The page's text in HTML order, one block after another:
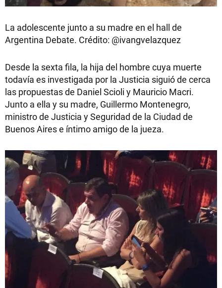
La adolescente junto a su madre en el hall de
Argentina Debate. Crédito: @ivangvelazquez
Desde la sexta fila, la hija del hombre cuya muerte
todavía es investigada por la Justicia siguió de cerca
las propuestas de Daniel Scioli y Mauricio Macri.
Junto a ella y su madre, Guillermo Montenegro,
ministro de Justicia y Seguridad de la Ciudad de
Buenos Aires e íntimo amigo de la jueza.